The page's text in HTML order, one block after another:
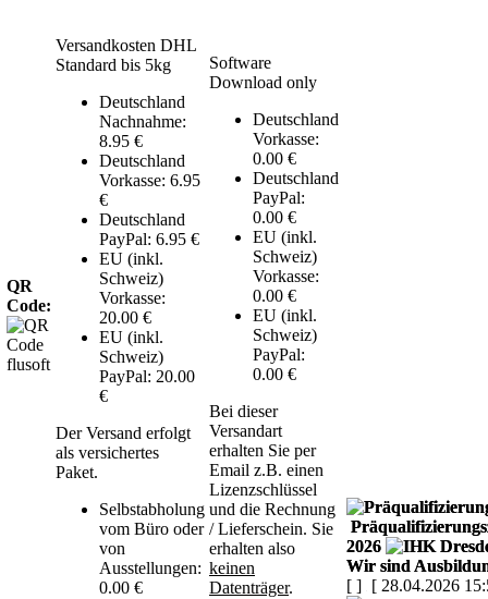
QR
Code:
Versandkosten DHL
Standard bis 5kg
Deutschland
Nachnahme:
8.95 €
Deutschland
Vorkasse: 6.95
€
Deutschland
PayPal: 6.95 €
EU (inkl.
Schweiz)
Vorkasse:
20.00 €
EU (inkl.
Schweiz)
PayPal: 20.00
€
Der Versand erfolgt
als versichertes
Paket.
Selbstabholung
vom Büro oder
von
Ausstellungen:
0.00 €
Software
Download only
Deutschland
Vorkasse:
0.00 €
Deutschland
PayPal:
0.00 €
EU (inkl.
Schweiz)
Vorkasse:
0.00 €
EU (inkl.
Schweiz)
PayPal:
0.00 €
Bei dieser
Versandart
erhalten Sie per
Email z.B. einen
Lizenzschlüssel
und die Rechnung
/ Lieferschein. Sie
erhalten also
keinen
Datenträger.
2026
Wir sind
[ ] [ 28.04.2026